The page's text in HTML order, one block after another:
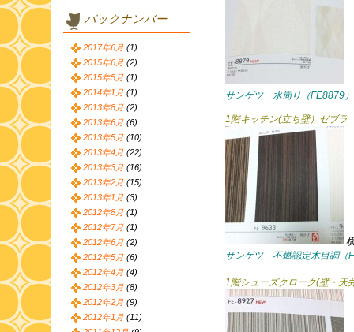
サンゲツ 水周り（FE8879）
1階キッチン(立ち壁）ゼブラ
サンゲツ 不燃認定木目調（
1階シューズクローク(壁・天
バックナンバー
2017年6月 (1)
2015年6月 (2)
2015年5月 (1)
2014年1月 (1)
2013年8月 (2)
2013年6月 (6)
2013年5月 (10)
2013年4月 (22)
2013年3月 (16)
2013年2月 (15)
2013年1月 (3)
2012年8月 (1)
2012年7月 (1)
2012年6月 (2)
2012年5月 (6)
2012年4月 (4)
2012年3月 (8)
2012年2月 (9)
2012年1月 (11)